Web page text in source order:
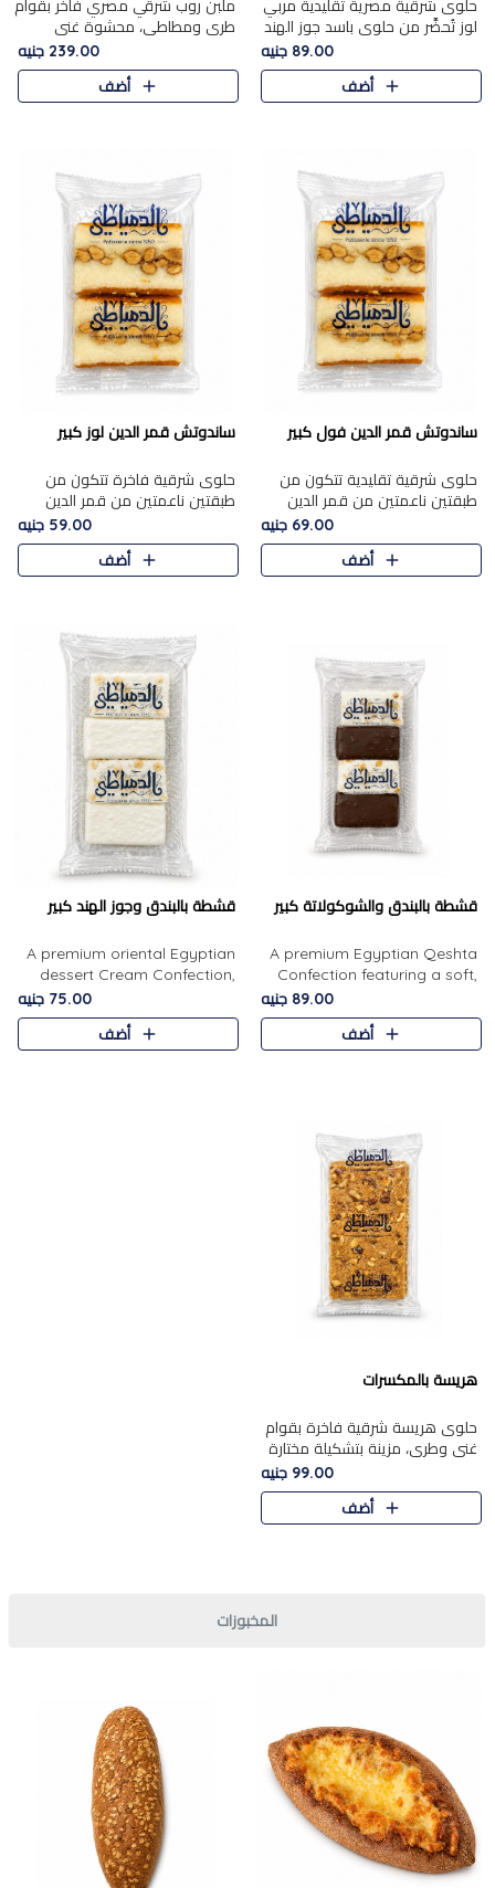
حلوى شرقية مصرية تقليدية مربي
لوز تُحضَّر من حلوى باسد جوز الهند
بقوام طري ومذاق غني، وتُزين
وتغطاه بقطع اللوز الفاخر التي
تضيف لمسة مميزة م..
89.00 جنيه
أضف
ملبن روب شرقي مصري فاخر بقوام
طري ومطاطي، محشوة غني
بسخاء بقطع عين الجمل واللوز
الفاخر التي تضيف قرمشة مميزة
ومرضية ونكهة ناتي غنية في كل
239.00 جنيه
أضف
ساندوتش قمر الدين فول كبير
حلوى شرقية تقليدية تتكون من
طبقتين ناعمتين من قمر الدين
الفاخر، تتوسطهما حشوة غنية من
الفول السوداني المحمص، لتجمع
بين حلاوة المشمش الطبيعية..
69.00 جنيه
أضف
ساندوتش قمر الدين لوز كبير
حلوى شرقية فاخرة تتكون من
طبقتين ناعمتين من قمر الدين
الفاخر، تتوسطهما حشوة غنية من
اللوز المحمص لتمنح مزيجًا متوازنًا
من النعومة والقرمشة. ..
59.00 جنيه
أضف
قشطة بالبندق والشوكولاتة كبير
A premium Egyptian Qeshta
Confection featuring a soft,
creamy texture paired with a
rich layer of premium
chocolate and the distinctive
89.00 جنيه
أضف
قشطة بالبندق وجوز الهند كبير
A premium oriental Egyptian
dessert Cream Confection,
featuring a soft, creamy
texture and the distinctive
flavor of roasted hazelnuts.
75.00 جنيه
أضف
هريسة بالمكسرات
حلوى هريسة شرقية فاخرة بقوام
غني وطري، مزينة بتشكيلة مختارة
من المكسرات الفاخرة التي تضيف
قرمشة مميزة ونكهة غنية في كل
قطعة. تجمع بين المذاق..
99.00 جنيه
أضف
المخبوزات